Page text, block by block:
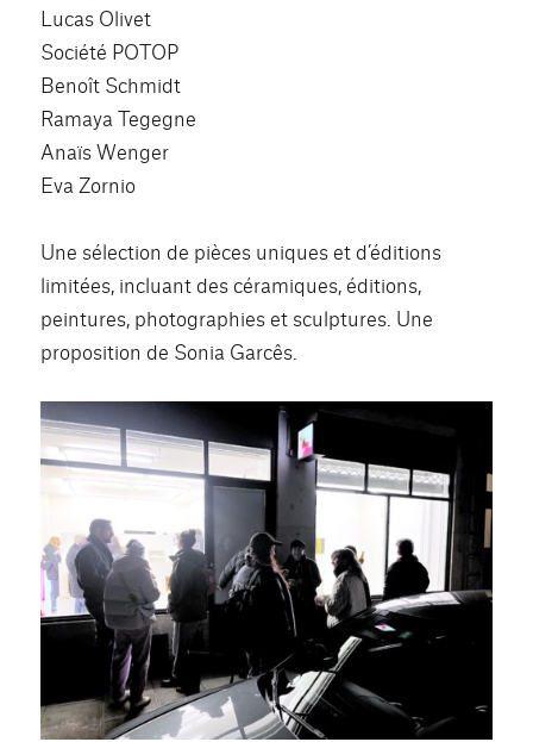
Lucas Olivet
Société POTOP
Benoît Schmidt
Ramaya Tegegne
Anaïs Wenger
Eva Zornio
Une sélection de pièces uniques et d’éditions
limitées, incluant des céramiques, éditions,
peintures, photographies et sculptures. Une
proposition de Sonia Garcês.